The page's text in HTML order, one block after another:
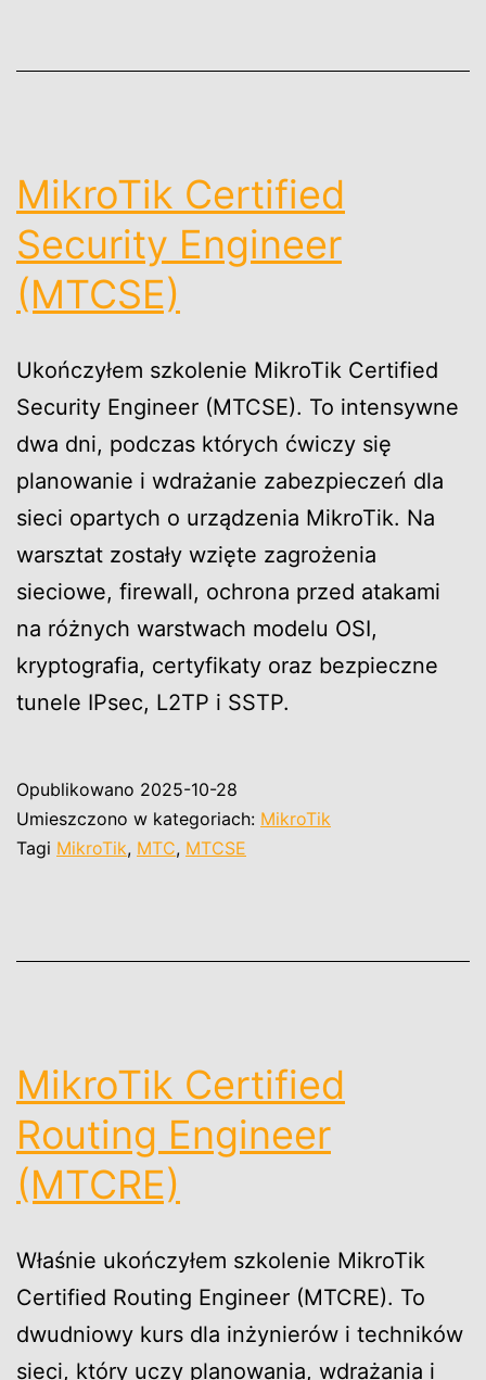
MikroTik Certified
Security Engineer
(MTCSE)
Ukończyłem szkolenie MikroTik Certified
Security Engineer (MTCSE). To intensywne
dwa dni, podczas których ćwiczy się
planowanie i wdrażanie zabezpieczeń dla
sieci opartych o urządzenia MikroTik. Na
warsztat zostały wzięte zagrożenia
sieciowe, firewall, ochrona przed atakami
na różnych warstwach modelu OSI,
kryptografia, certyfikaty oraz bezpieczne
tunele IPsec, L2TP i SSTP.
Opublikowano 2025-10-28
Umieszczono w kategoriach: MikroTik
Tagi MikroTik, MTC, MTCSE
MikroTik Certified
Routing Engineer
(MTCRE)
Właśnie ukończyłem szkolenie MikroTik
Certified Routing Engineer (MTCRE). To
dwudniowy kurs dla inżynierów i techników
sieci, który uczy planowania, wdrażania i